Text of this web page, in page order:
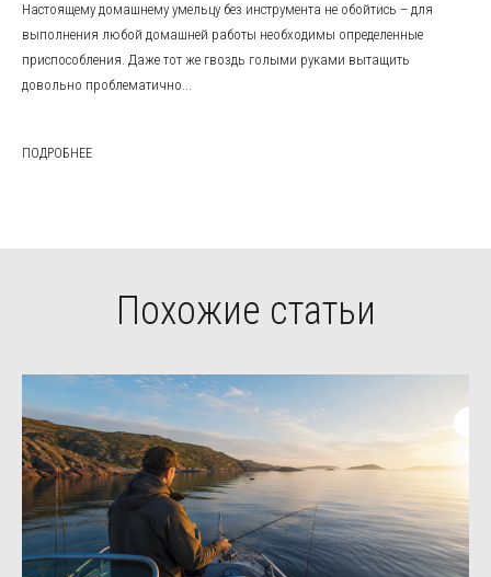
Настоящему домашнему умельцу без инструмента не обойтись – для
выполнения любой домашней работы необходимы определенные
приспособления. Даже тот же гвоздь голыми руками вытащить
довольно проблематично...
ПОДРОБНЕЕ
Похожие статьи